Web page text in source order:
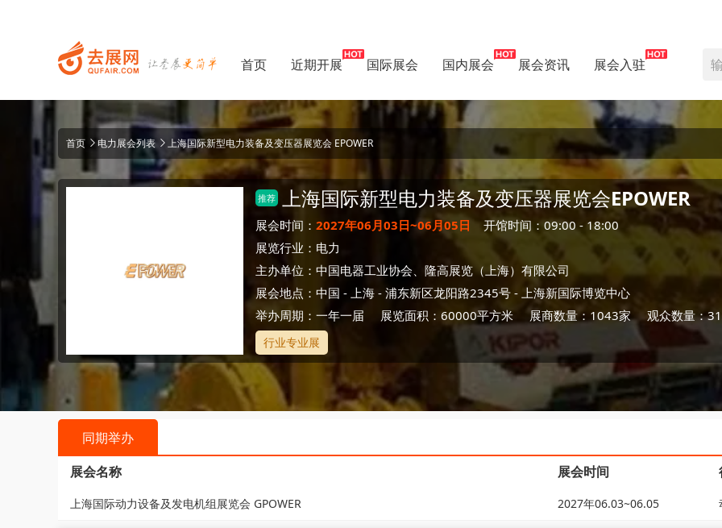
首页 近期开展 国际展会 国内展会 展会资讯 展会入驻
首页 电力展会列表 上海国际新型电力装备及变压器展览会 EPOWER
推荐 上海国际新型电力装备及变压器展览会EPOWER
展会时间： 2027年06月03日~06月05日
开馆时间：09:00 - 18:00
展览行业： 电力
主办单位： 中国电器工业协会、隆高展览（上海）有限公司
展会地点： 中国 - 上海 - 浦东新区龙阳路2345号 - 上海新国际博览中心
举办周期：一年一届
展览面积：60000平方米 展商数量：1043家 观众数量：
行业专业展
同期举办
展会名称
展会时间
上海国际动力设备及发电机组展览会 GPOWER 2027年06.03~06.05